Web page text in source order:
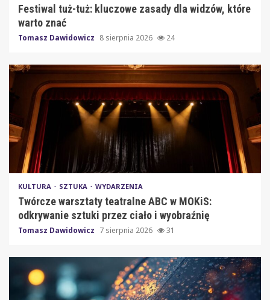
Festiwal tuż-tuż: kluczowe zasady dla widzów, które
warto znać
Tomasz Dawidowicz 8 sierpnia 2026 24
KULTURA SZTUKA WYDARZENIA
Twórcze warsztaty teatralne ABC w MOKiS:
odkrywanie sztuki przez ciało i wyobraźnię
Tomasz Dawidowicz 7 sierpnia 2026 31